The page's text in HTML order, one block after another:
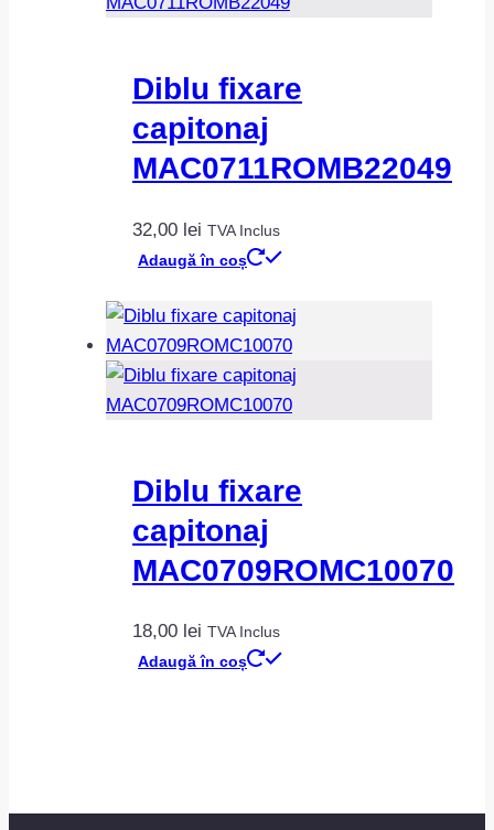
Diblu fixare
capitonaj
MAC0711ROMB22049
32,00 lei TVA Inclus
Adaugă în coș
Diblu fixare
capitonaj
MAC0709ROMC10070
18,00 lei TVA Inclus
Adaugă în coș